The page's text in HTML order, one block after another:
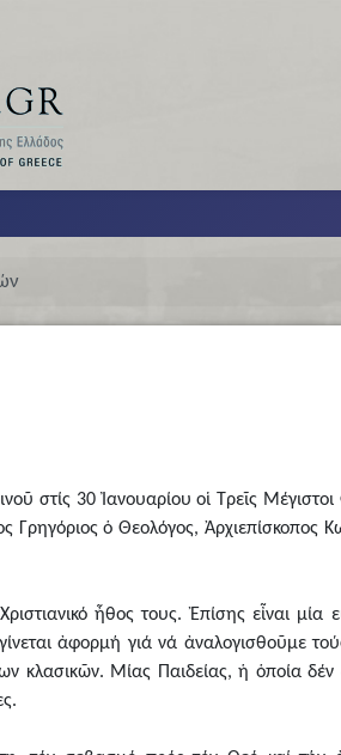
σας
στίς 30 Ἰανουαρίου οἱ Τρεῖς
Γρηγόριος ὁ Θεολόγος, Ἀρχιεπίσκοπος
ἦθος τους. Ἐπίσης εἶναι μία
ἀφορμή γιά νά ἀναλογισθοῦμε
κλασικῶν. Μίας Παιδείας, ἡ ὁποία δέν